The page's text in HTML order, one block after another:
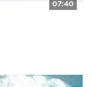
07:40